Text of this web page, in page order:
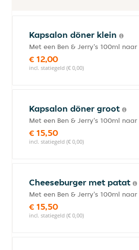
Kapsalon döner klein
Met een Ben & Jerry's 100ml naar
€ 12,00
incl. statiegeld (€ 0,00)
Kapsalon döner groot
Met een Ben & Jerry's 100ml naar
€ 15,50
incl. statiegeld (€ 0,00)
Cheeseburger met patat
Met een Ben & Jerry's 100ml naar
€ 15,50
incl. statiegeld (€ 0,00)